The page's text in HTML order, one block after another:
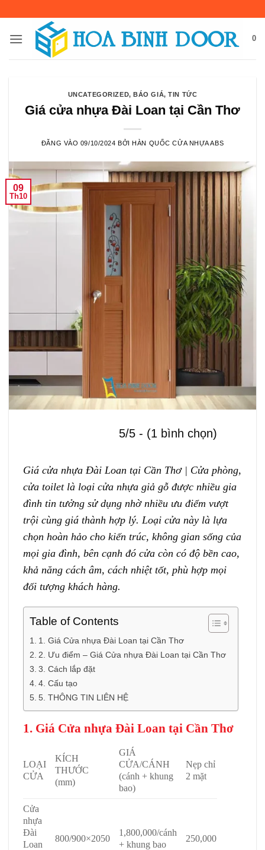
nội
0
UNCATEGORIZED,BÁO GIÁ,TIN TỨC
Giá cửa nhựa Đài Loan tại Cần Thơ
ĐĂNG VÀO 09/10/2024 BỞIHÀN QUỐC CỬA NHỰA ABS
09
Th10
5/5 - (1 bình chọn)
Giá cửa nhựa Đài Loan tại Cần Thơ | Cửa phòng,
cửa toilet là loại cửa nhựa giả gỗ được nhiều gia
đình tin tưởng sử dụng nhờ nhiều ưu điểm vượt
trội cùng giá thành hợp lý. Loại cửa này là lựa
chọn hoàn hảo cho kiến trúc, không gian sống của
mọi gia đình, bên cạnh đó cửa còn có độ bền cao,
khả năng cách âm, cách nhiệt tốt, phù hợp mọi
đối tượng khách hàng.
Table of Contents
1. Giá Cửa nhựa Đài Loan tại Cần Thơ
2. Ưu điểm – Giá Cửa nhựa Đài Loan tại Cần Thơ
3. Cách lắp đặt
4. Cấu tạo
5. THÔNG TIN LIÊN HỆ
1. Giá Cửa nhựa Đài Loan tại Cần Thơ
LOẠI
CỬA
KÍCH
THƯỚC
(mm)
GIÁ
CỬA/CÁNH
(cánh + khung
bao)
Nẹp chỉ
2 mặt
Cửa
nhựa
Đài
Loan
800/900×2050
1,800,000/cánh
+ khung bao
250,000